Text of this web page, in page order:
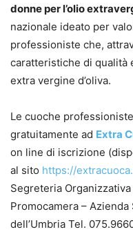
donne per l’olio
nazionale ideato per
professioniste che,
caratteristiche di qualità
extra vergine d’oliva.
Le cuoche
gratuitamente ad Extra
on line di iscrizione
al sito https://
Segreteria Organizzativa
Promocamera –
dell’Umbria Tel.